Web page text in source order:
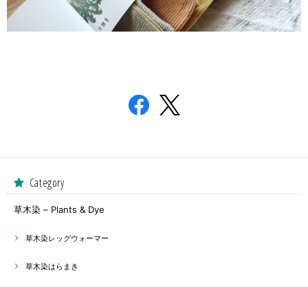
Category
草木染 – Plants & Dye
草木染レッグウォーマー
草木染はらまき